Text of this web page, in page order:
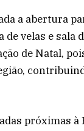
a abertura
velas e sala
de Natal,
próximas à